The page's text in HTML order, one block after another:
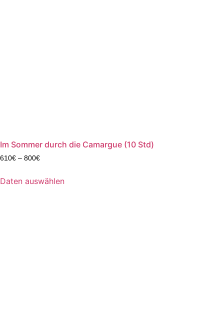
Im Sommer durch die Camargue (10 Std)
610€ – 800€
Daten auswählen